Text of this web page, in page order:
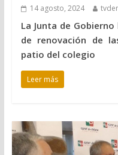
14 agosto, 2024
La Junta de
de renovación de
patio del colegio
Leer más